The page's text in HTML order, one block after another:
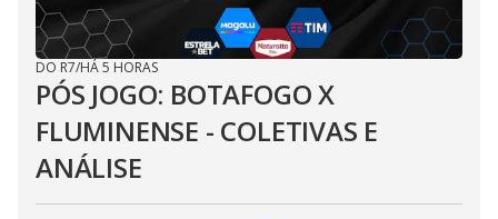
DO R7/HÁ 5 HORAS
PÓS JOGO: BOTAFOGO X
FLUMINENSE - COLETIVAS E
ANÁLISE